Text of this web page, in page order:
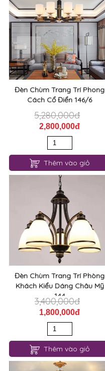
Đèn Chùm Trang Trí Phong
Cách Cổ Điển 146/6
5,280,000đ
2,800,000đ
Thêm vào giỏ
Đèn Chùm Trang Trí Phòng
Khách Kiểu Dáng Châu Mỹ
144
3,400,000đ
1,800,000đ
Thêm vào giỏ